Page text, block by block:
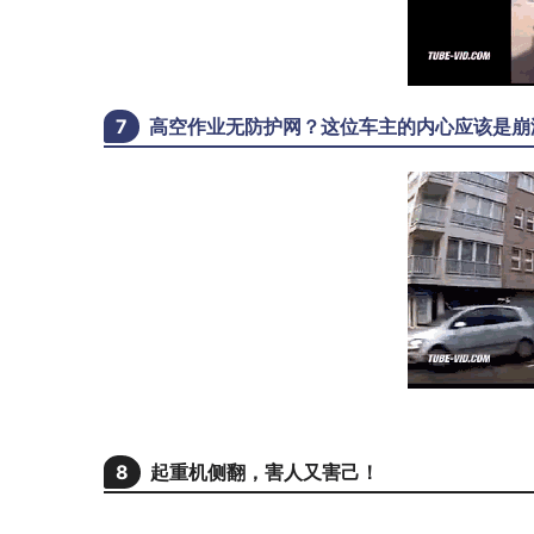
7 高空作业无防护网？这位车主的内心应该是
8 起重机侧翻，害人又害己！